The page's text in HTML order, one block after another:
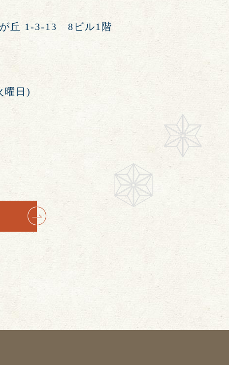
丘 1-3-13 8ビル1階
曜日)